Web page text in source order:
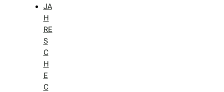
JA
H
RE
S
C
H
E
C